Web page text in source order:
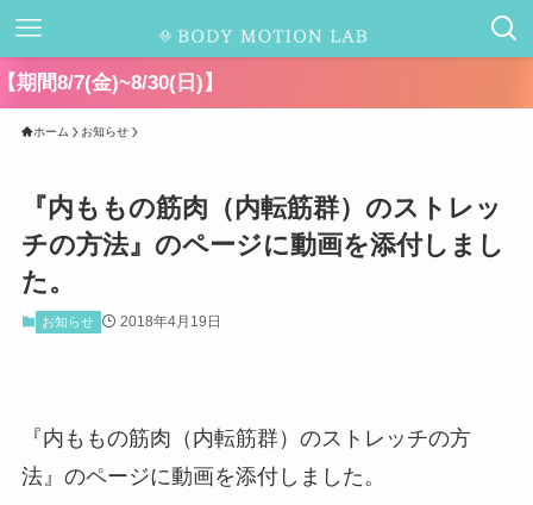
ホーム お知らせ
『内ももの筋肉（内転筋群）のストレッ
チの方法』のページに動画を添付しまし
た。
お知らせ 2018年4月19日
『内ももの筋肉（内転筋群）のストレッチの方
法』のページに動画を添付しました。